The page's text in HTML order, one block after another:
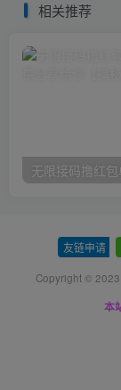
相关推荐
友链申请
Copyright © 2023
本